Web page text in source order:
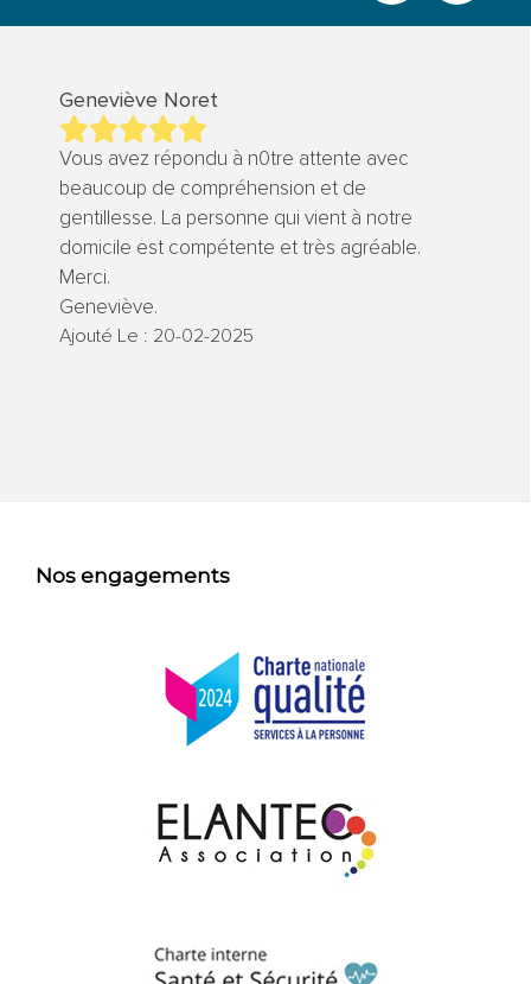
Geneviève Noret
Vous avez répondu à n0tre attente avec
beaucoup de compréhension et de
gentillesse. La personne qui vient à notre
domicile est compétente et très agréable.
Merci.
Geneviève.
Ajouté Le : 20-02-2025
Nos engagements